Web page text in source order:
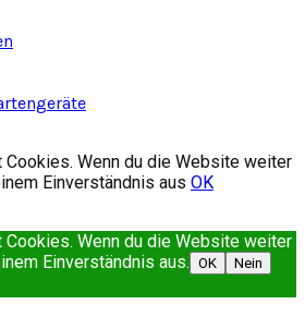
Wenn du die Website weiter
Einverständnis aus OK
Wenn du die Website weiter
Einverständnis aus. OK
Nein